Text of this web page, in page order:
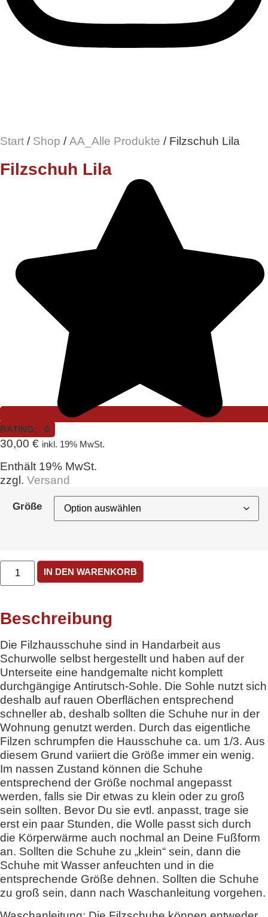
Start / Shop /AA_Alle Produkte / Filzschuh Lila
Filzschuh Lila
RATING: 0
30,00 € inkl. 19% MwSt.
Enthält 19% MwSt.
zzgl. Versand
Größe
Filzschuh
Lila
Menge
IN DEN WARENKORB
Beschreibung
Die Filzhausschuhe sind in Handarbeit aus
Schurwolle selbst hergestellt und haben auf der
Unterseite eine handgemalte nicht komplett
durchgängige Antirutsch-Sohle. Die Sohle nutzt sich
deshalb auf rauen Oberflächen entsprechend
schneller ab, deshalb sollten die Schuhe nur in der
Wohnung genutzt werden. Durch das eigentliche
Filzen schrumpfen die Hausschuhe ca. um 1/3. Aus
diesem Grund variiert die Größe immer ein wenig.
Im nassen Zustand können die Schuhe
entsprechend der Größe nochmal angepasst
werden, falls sie Dir etwas zu klein oder zu groß
sein sollten. Bevor Du sie evtl. anpasst, trage sie
erst ein paar Stunden, die Wolle passt sich durch
die Körperwärme auch nochmal an Deine Fußform
an. Sollten die Schuhe zu „klein“ sein, dann die
Schuhe mit Wasser anfeuchten und in die
entsprechende Größe dehnen. Sollten die Schuhe
zu groß sein, dann nach Waschanleitung vorgehen.